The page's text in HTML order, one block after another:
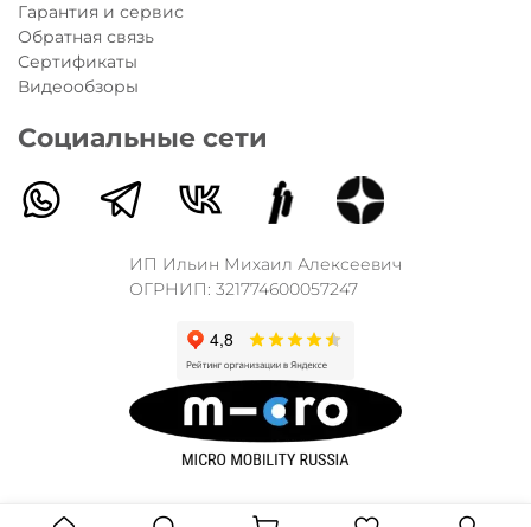
Гарантия и сервис
Обратная связь
Сертификаты
Видеообзоры
Социальные сети
ИП Ильин Михаил Алексеевич
ОГРНИП: 321774600057247